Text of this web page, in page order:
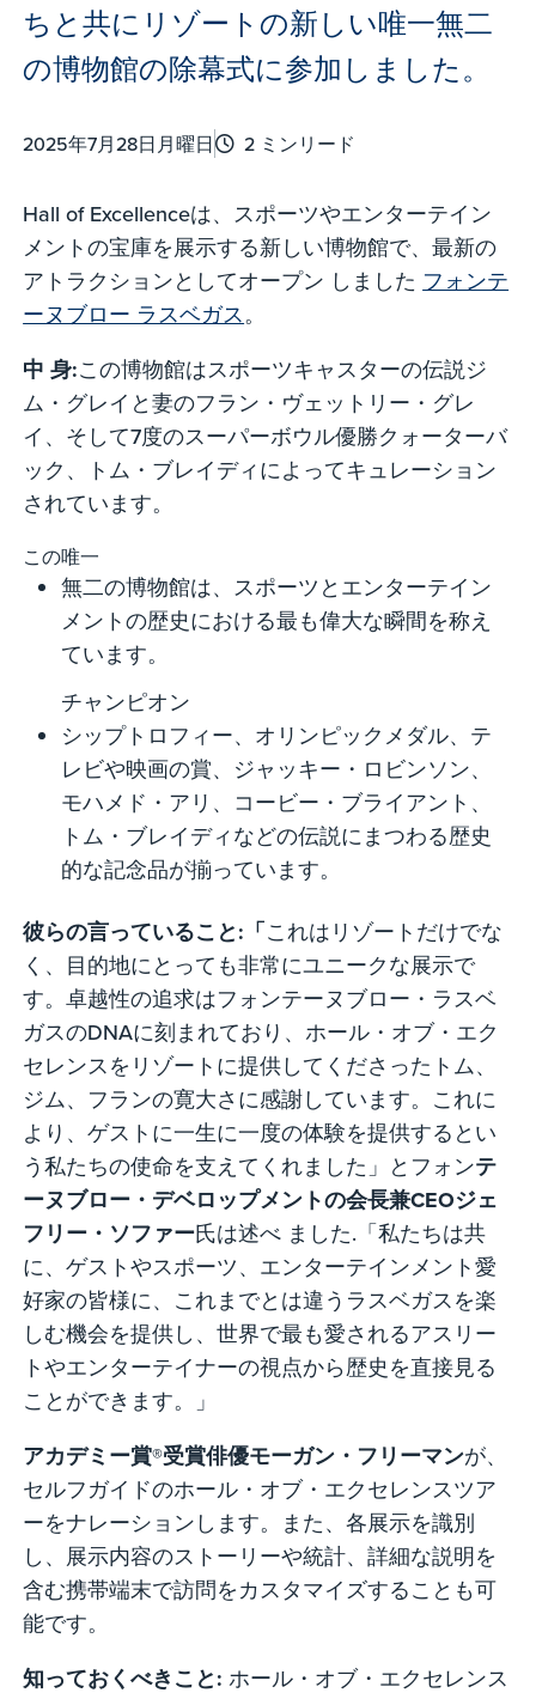
ちと共にリゾートの新しい唯一無二
の博物館の除幕式に参加しました。
2025年7月28日月曜日 2 ミンリード
Hall of Excellenceは、スポーツやエンターテイン
メントの宝庫を展示する新しい博物館で、最新の
アトラクションとしてオープン しました フォンテ
ーヌブロー ラスベガス。
中 身:この博物館はスポーツキャスターの伝説ジ
ム・グレイと妻のフラン・ヴェットリー・グレ
イ、そして7度のスーパーボウル優勝クォーターバ
ック、トム・ブレイディによってキュレーション
されています。
この唯一
無二の博物館は、スポーツとエンターテイン
メントの歴史における最も偉大な瞬間を称え
ています。
チャンピオン
シップトロフィー、オリンピックメダル、テ
レビや映画の賞、ジャッキー・ロビンソン、
モハメド・アリ、コービー・ブライアント、
トム・ブレイディなどの伝説にまつわる歴史
的な記念品が揃っています。
彼らの言っていること:「これはリゾートだけでな
く、目的地にとっても非常にユニークな展示で
す。卓越性の追求はフォンテーヌブロー・ラスベ
ガスのDNAに刻まれており、ホール・オブ・エク
セレンスをリゾートに提供してくださったトム、
ジム、フランの寛大さに感謝しています。これに
より、ゲストに一生に一度の体験を提供するとい
う私たちの使命を支えてくれました」とフォンテ
ーヌブロー・デベロップメントの会長兼CEOジェ
フリー・ソファー氏は述べ ました.「私たちは共
に、ゲストやスポーツ、エンターテインメント愛
好家の皆様に、これまでとは違うラスベガスを楽
しむ機会を提供し、世界で最も愛されるアスリー
トやエンターテイナーの視点から歴史を直接見る
ことができます。」
アカデミー賞®受賞俳優モーガン・フリーマンが、
セルフガイドのホール・オブ・エクセレンスツア
ーをナレーションします。また、各展示を識別
し、展示内容のストーリーや統計、詳細な説明を
含む携帯端末で訪問をカスタマイズすることも可
能です。
知っておくべきこと:ホール・オブ・エクセレンス